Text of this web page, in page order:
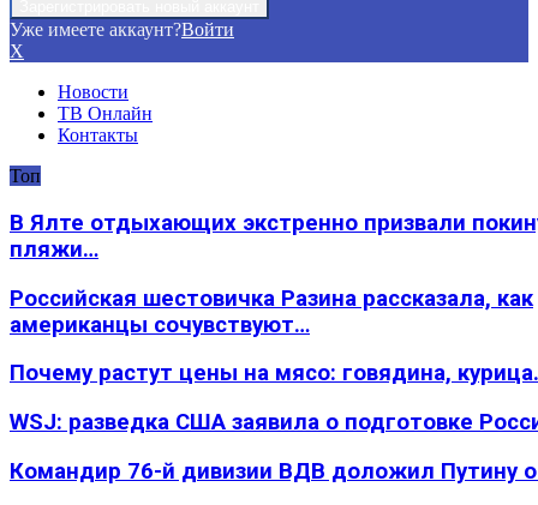
Уже имеете аккаунт?Войти
X
Новости
ТВ Онлайн
Контакты
Топ
В Ялте отдыхающих экстренно призвали
пляжи…
Российская шестовичка Разина рассказала, как
американцы сочувствуют…
Почему растут цены на мясо: говядина,
WSJ: разведка США заявила о подготовке
Командир 76-й дивизии ВДВ доложил Путину